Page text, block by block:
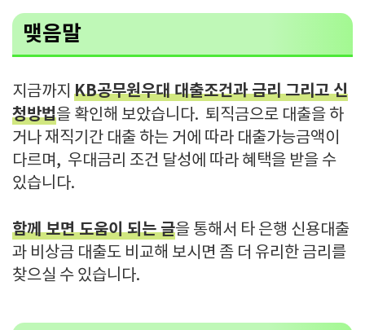
맺음말
지금까지 KB공무원우대 대출조건과 금리 그리고 신
청방법을 확인해 보았습니다. 퇴직금으로 대출을 하
거나 재직기간 대출 하는 거에 따라 대출가능금액이
다르며, 우대금리 조건 달성에 따라 혜택을 받을 수
있습니다.
함께 보면 도움이 되는 글을 통해서 타 은행 신용대출
과 비상금 대출도 비교해 보시면 좀 더 유리한 금리를
찾으실 수 있습니다.